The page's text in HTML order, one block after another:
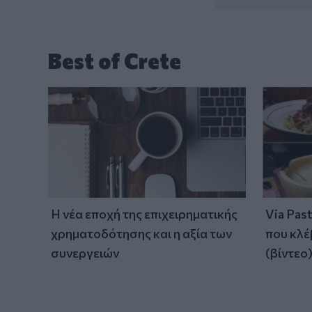
Best of Crete
Η νέα εποχή της επιχειρηματικής
χρηματοδότησης και η αξία των
συνεργειών
Via
που
(βίντεο)